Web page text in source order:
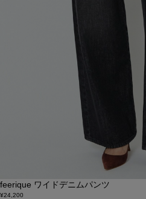
feerique ワイドデニムパンツ
¥24,200